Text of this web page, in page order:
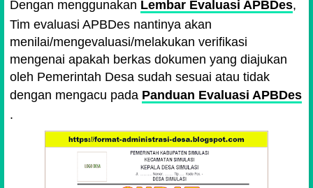
Dengan menggunakan Lembar Evaluasi APBDes,
Tim evaluasi APBDes nantinya akan
menilai/mengevaluasi/melakukan verifikasi
mengenai apakah berkas dokumen yang diajukan
oleh Pemerintah Desa sudah sesuai atau tidak
dengan mengacu pada Panduan Evaluasi APBDes
.